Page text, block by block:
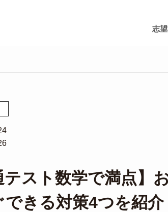
志
テスト数学で満点】
きる対策4つを紹介